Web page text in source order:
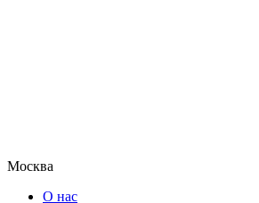
Москва
О нас